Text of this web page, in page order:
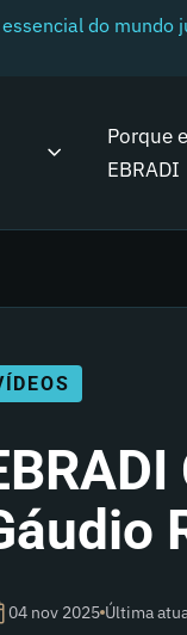
essencial do
Porque
EBRADI
04 nov 2025 Última